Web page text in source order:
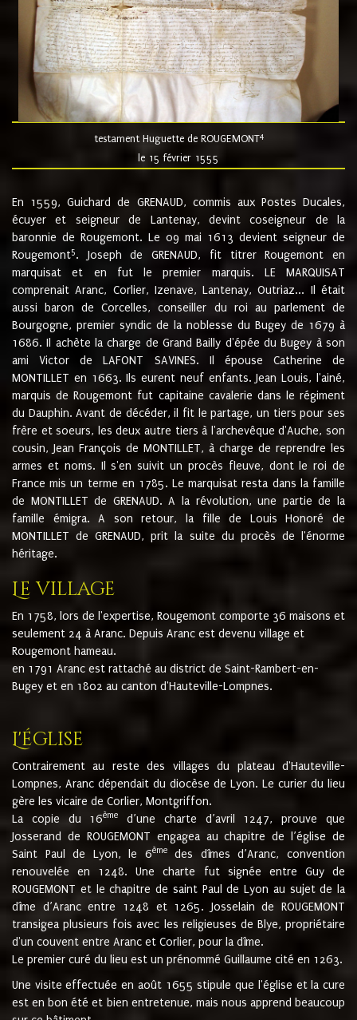
testament Huguette de ROUGEMONT4
le 15 février 1555
En 1559, Guichard de GRENAUD, commis aux Postes Ducales,
écuyer et seigneur de Lantenay, devint coseigneur de la
baronnie de Rougemont. Le 09 mai 1613 devient seigneur de
Rougemont5. Joseph de GRENAUD, fit titrer Rougemont en
marquisat et en fut le premier marquis. LE MARQUISAT
comprenait Aranc, Corlier, Izenave, Lantenay, Outriaz... Il était
aussi baron de Corcelles, conseiller du roi au parlement de
Bourgogne, premier syndic de la noblesse du Bugey de 1679 à
1686. Il achète la charge de Grand Bailly d'épée du Bugey à son
ami Victor de LAFONT SAVINES. Il épouse Catherine de
MONTILLET en 1663. Ils eurent neuf enfants. Jean Louis, l'ainé,
marquis de Rougemont fut capitaine cavalerie dans le régiment
du Dauphin. Avant de décéder, il fit le partage, un tiers pour ses
frère et soeurs, les deux autre tiers à l'archevêque d'Auche, son
cousin, Jean François de MONTILLET, à charge de reprendre les
armes et noms. Il s'en suivit un procès fleuve, dont le roi de
France mis un terme en 1785. Le marquisat resta dans la famille
de MONTILLET de GRENAUD. A la révolution, une partie de la
famille émigra. A son retour, la fille de Louis Honoré de
MONTILLET de GRENAUD, prit la suite du procès de l'énorme
héritage.
Le village
En 1758, lors de l'expertise, Rougemont comporte 36 maisons et
seulement 24 à Aranc. Depuis Aranc est devenu village et
Rougemont hameau.
en 1791 Aranc est rattaché au district de Saint-Rambert-en-
Bugey et en 1802 au canton d'Hauteville-Lompnes.
L'église
Contrairement au reste des villages du plateau d'Hauteville-
Lompnes, Aranc dépendait du diocèse de Lyon. Le curier du lieu
gère les vicaire de Corlier, Montgriffon.
La copie du 16ème
d’une charte d’avril 1247, prouve que
Josserand de ROUGEMONT engagea au chapitre de l’église de
Saint Paul de Lyon, le 6èmedes dîmes d’Aranc, convention
renouvelée en 1248. Une charte fut signée entre Guy de
ROUGEMONT et le chapitre de saint Paul de Lyon au sujet de la
dîme d’Aranc entre 1248 et 1265. Josselain de ROUGEMONT
transigea plusieurs fois avec les religieuses de Blye, propriétaire
d'un couvent entre Aranc et Corlier, pour la dîme.
Le premier curé du lieu est un prénommé Guillaume cité en 1263.
Une visite effectuée en août 1655 stipule que l'église et la cure
est en bon été et bien entretenue, mais nous apprend beaucoup